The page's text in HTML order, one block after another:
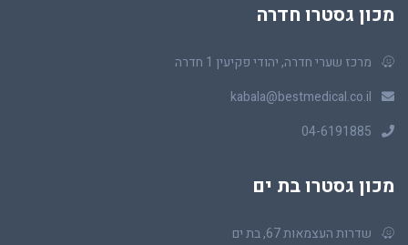
מכון גסטרו חדרה
מרכז שערי חדרה, יהודי פקיעין 1 חדרה
kabala@bestmedical.co.il
04-6191885
מכון גסטרו בת ים
שדרות העצמאות 67, בת ים